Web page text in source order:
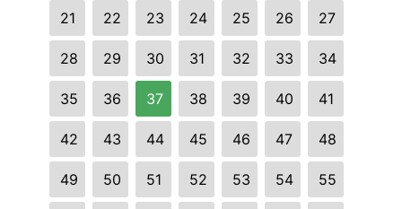
21 22 23 24 25 26 27
28 29 30 31 32 33 34
35 36 37 38 39 40 41
42 43 44 45 46 47 48
49 50 51 52 53 54 55